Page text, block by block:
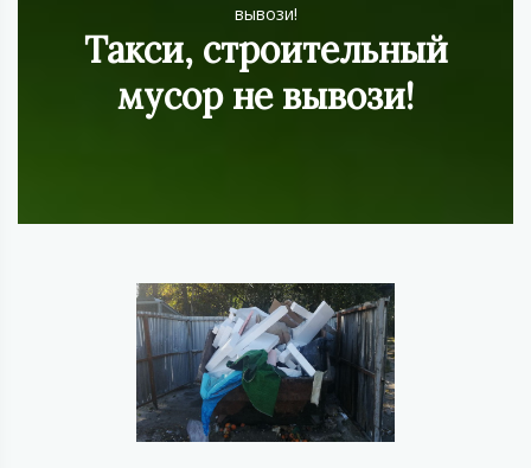
вывози!
Такси, строительный
мусор не вывози!